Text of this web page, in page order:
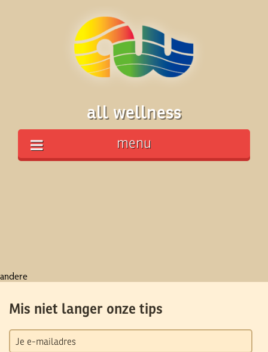
all wellness
menu
andere
Mis niet langer onze tips